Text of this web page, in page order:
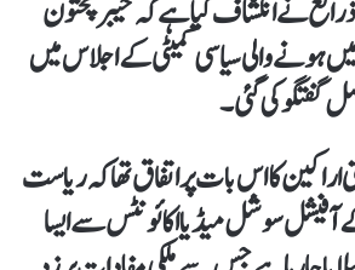
ذرائع نے انکشاف کیا ہے کہ خیبر پختون
ہونے والی سیاسی کمیٹی کے اجلاس میں
گفتگو کی گئی۔
اراکین کا اس بات پر اتفاق تھا کہ ریاست
آفیشل سوشل میڈیا اکائونٹس سے ایسا